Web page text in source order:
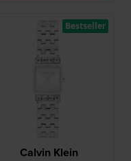
Calvin Klein
Bestseller